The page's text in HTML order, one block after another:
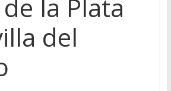
la Plata
del